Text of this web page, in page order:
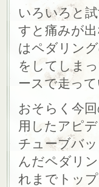
いろいろと
すと痛みが
はペダリン
をしてしま
ースで走っ
おそらく今
用したアピ
チューブバ
んだペダリ
れまでトッ